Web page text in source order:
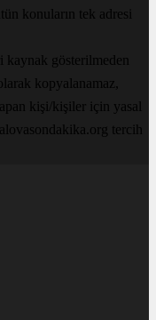
konuların tek adresi
gösterilmeden
kopyalanamaz,
kişi/kişiler için yasal
tercih